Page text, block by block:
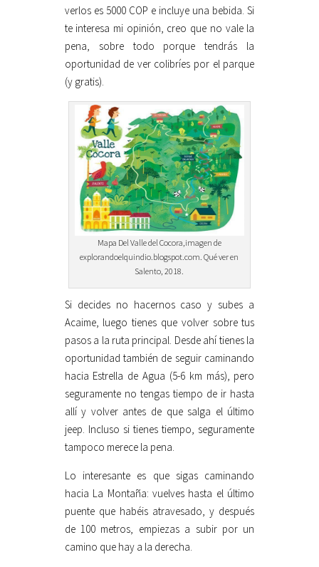
verlos es 5000 COP e incluye una bebida. Si
te interesa mi opinión, creo que no vale la
pena, sobre todo porque tendrás la
oportunidad de ver colibríes por el parque
(y gratis).
Mapa Del Valle del Cocora,imagen de
explorandoelquindio.blogspot.com. Qué ver en
Salento, 2018.
Si decides no hacernos caso y subes a
Acaime, luego tienes que volver sobre tus
pasos a la ruta principal. Desde ahí tienes la
oportunidad también de seguir caminando
hacia Estrella de Agua (5-6 km más), pero
seguramente no tengas tiempo de ir hasta
allí y volver antes de que salga el último
jeep. Incluso si tienes tiempo, seguramente
tampoco merece la pena.
Lo interesante es que sigas caminando
hacia La Montaña: vuelves hasta el último
puente que habéis atravesado, y después
de 100 metros, empiezas a subir por un
camino que hay a la derecha.